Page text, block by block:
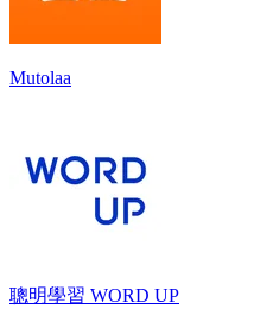
Mutolaa
聰明學習 WORD UP